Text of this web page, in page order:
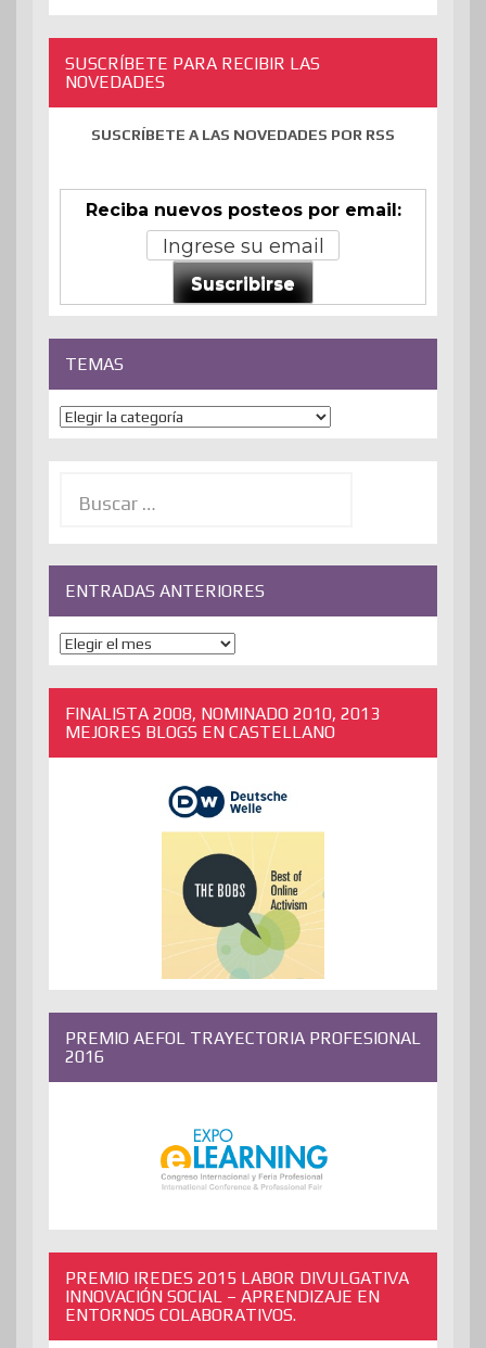
SUSCRÍBETE PARA RECIBIR LAS
NOVEDADES
SUSCRÍBETE A LAS NOVEDADES POR RSS
Reciba nuevos posteos por email:
Suscribirse
TEMAS
Temas
ENTRADAS ANTERIORES
ENTRADAS
ANTERIORES
FINALISTA 2008, NOMINADO 2010, 2013
MEJORES BLOGS EN CASTELLANO
PREMIO AEFOL TRAYECTORIA PROFESIONAL
2016
PREMIO IREDES 2015 LABOR DIVULGATIVA
INNOVACIÓN SOCIAL – APRENDIZAJE EN
ENTORNOS COLABORATIVOS.